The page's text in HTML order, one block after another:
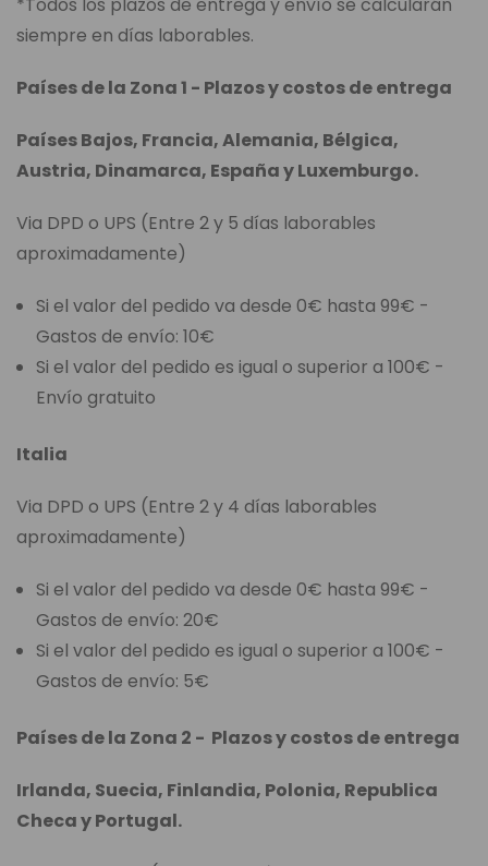
siempre en días laborables.
Países de la Zona 1 - Plazos y costos de entrega
Países Bajos, Francia, Alemania, Bélgica,
Austria, Dinamarca, España y Luxemburgo.
Via DPD o UPS (Entre 2 y 5 días laborables
aproximadamente)
Si el valor del pedido va desde 0€ hasta 99€ -
Gastos de envío: 10€
Si el valor del pedido es igual o superior a 100€ -
Envío gratuito
Italia
Via DPD o UPS (Entre 2 y 4 días laborables
aproximadamente)
Si el valor del pedido va desde 0€ hasta 99€ -
Gastos de envío: 20€
Si el valor del pedido es igual o superior a 100€ -
Gastos de envío: 5€
Países de la Zona 2 - Plazos y costos de entrega
Irlanda, Suecia, Finlandia, Polonia, Republica
Checa y Portugal.